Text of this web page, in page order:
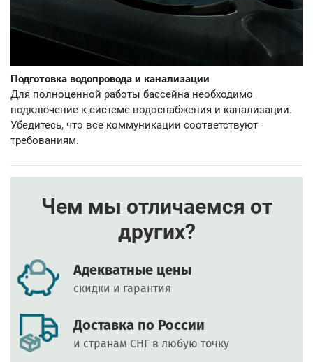
Подготовка водопровода и канализации
Для полноценной работы бассейна необходимо
подключение к системе водоснабжения и канализации.
Убедитесь, что все коммуникации соответствуют
требованиям.
Чем мы отличаемся от
других?
Адекватные цены
скидки и гарантия
Доставка по России
и странам СНГ в любую точку